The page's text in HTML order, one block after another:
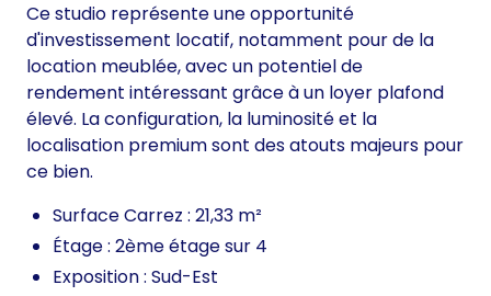
Ce studio représente une opportunité
d'investissement locatif, notamment pour de la
location meublée, avec un potentiel de
rendement intéressant grâce à un loyer plafond
élevé. La configuration, la luminosité et la
localisation premium sont des atouts majeurs pour
ce bien.
Surface Carrez : 21,33 m²
Étage : 2ème étage sur 4
Exposition : Sud-Est